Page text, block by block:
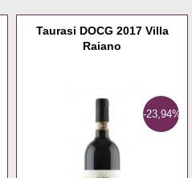
Taurasi DOCG 2017 Villa
Raiano
-23,94%